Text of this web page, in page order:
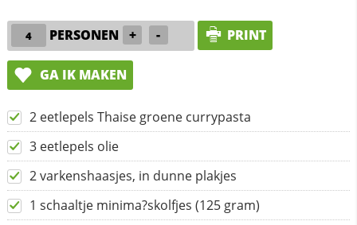
PERSONEN + - PRINT
GA IK MAKEN
2 eetlepels Thaise groene currypasta
3 eetlepels olie
2 varkenshaasjes, in dunne plakjes
1 schaaltje minima?skolfjes (125 gram)